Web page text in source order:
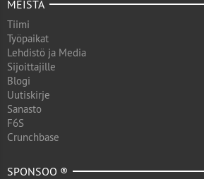
MEISTÄ
Tiimi
Työpaikat
Lehdistö ja Media
Sijoittajille
Blogi
Uutiskirje
Sanasto
F6S
Crunchbase
SPONSOO ®